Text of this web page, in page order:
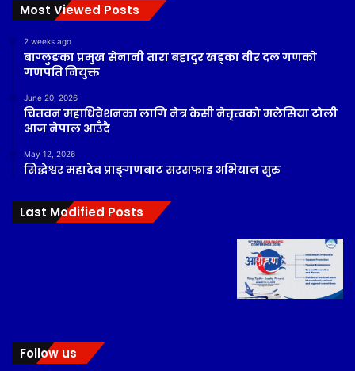
Most Viewed Posts
2 weeks ago
बाग्लुङका प्रमुख सेनानी तारा बहादुर खड्का वीर दल गणको
गणपति नियुक्त
June 20, 2026
चितवन महाधिवेशनका लागि नेत्र केसी नेतृत्वको मलेसिया टोली
आज नेपाल आउँदै
May 12, 2026
सिद्धेश्वर महादेव प्राङ्गणबाट सरसफाइ अभियान सुरु
Last Modified Posts
Follow us